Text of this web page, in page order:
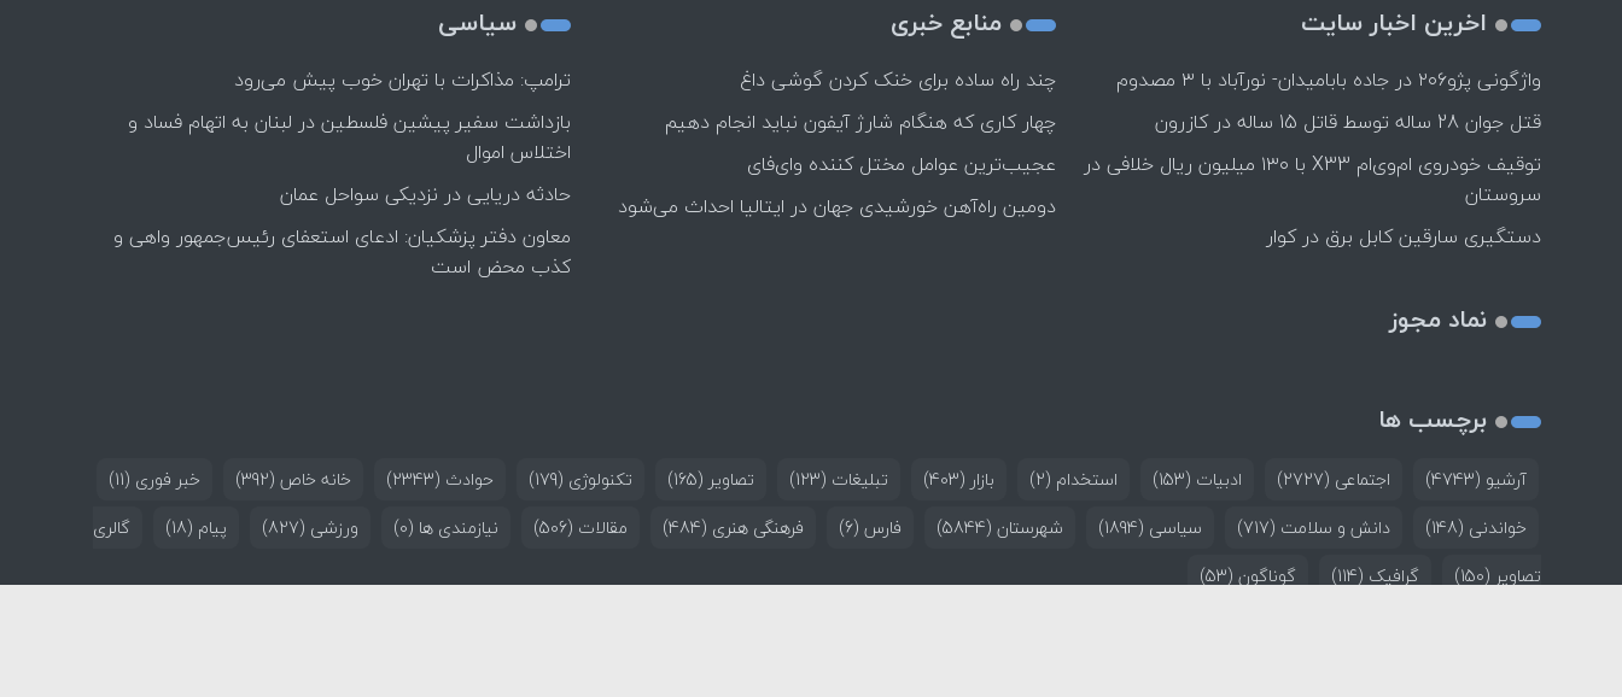
اخرین اخبار سایت
واژگونی پژو۲۰۶ در جاده بابامیدان- نورآباد با ۳ مصدوم
قتل جوان 28 ساله توسط قاتل 15 ساله در کازرون
توقیف خودروی ام‌وی‌ام X33 با ۱۳۰ میلیون ریال خلافی در
سروستان
دستگیری سارقین کابل برق در کوار
نماد مجوز
منابع خبری
چند راه‌ ساده برای خنک کردن گوشی داغ
چهار کاری که هنگام شارژ آیفون نباید انجام دهیم
عجیب‌ترین عوامل مختل کننده وای‌فای
دومین راه‌آهن خورشیدی جهان در ایتالیا احداث می‌شود
سیاسی
ترامپ: مذاکرات با تهران خوب پیش می‌رود
بازداشت سفیر پیشین فلسطین در لبنان به اتهام فساد و
اختلاس اموال
حادثه دریایی در نزدیکی سواحل عمان
معاون دفتر پزشکیان: ادعای استعفای رئیس‌جمهور واهی و
کذب محض است
برچسب ها
آرشیو (4743) اجتماعی (2727) ادبیات (153) استخدام (2) بازار (403) تبلیغات (123) تصاویر (165) تکنولوژی (179) حوادث (2343) خانه خاص (392) خبر فوری (11)
خواندنی (148) دانش و سلامت (717) سیاسی (1894) شهرستان (5844) فارس (6) فرهنگی هنری (484) مقالات (506) نیازمندی ها (0) ورزشی (827) پیام (18)
گالری
تصاویر (150) گرافیک (114) گوناگون (53)